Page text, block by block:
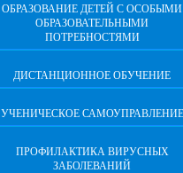
ОБРАЗОВАНИЕ ДЕТЕЙ С ОСОБЫМИ
ОБРАЗОВАТЕЛЬНЫМИ
ПОТРЕБНОСТЯМИ
ДИСТАНЦИОННОЕ ОБУЧЕНИЕ
УЧЕНИЧЕСКОЕ САМОУПРАВЛЕНИЕ
ПРОФИЛАКТИКА ВИРУСНЫХ
ЗАБОЛЕВАНИЙ